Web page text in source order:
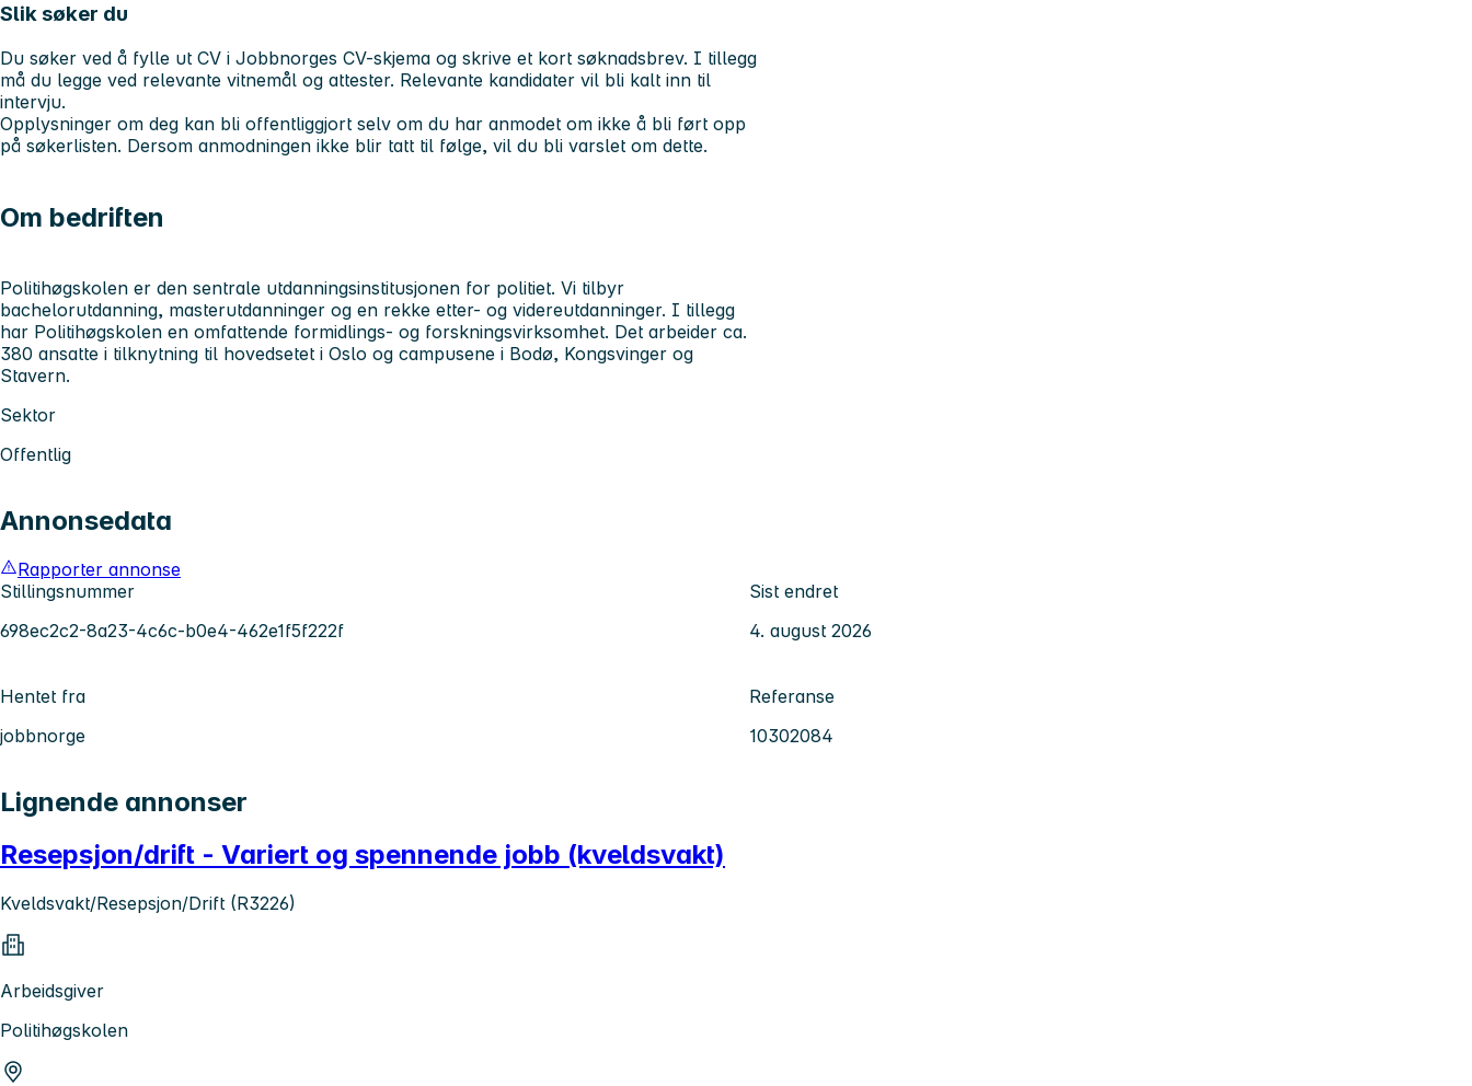
Slik søker du
Du søker ved å fylle ut CV i Jobbnorges CV-skjema og skrive et kort søknadsbrev. I tillegg
må du legge ved relevante vitnemål og attester. Relevante kandidater vil bli kalt inn til
intervju.
Opplysninger om deg kan bli offentliggjort selv om du har anmodet om ikke å bli ført opp
på søkerlisten. Dersom anmodningen ikke blir tatt til følge, vil du bli varslet om dette.
Om bedriften
Politihøgskolen er den sentrale utdanningsinstitusjonen for politiet. Vi tilbyr
bachelorutdanning, masterutdanninger og en rekke etter- og videreutdanninger. I tillegg
har Politihøgskolen en omfattende formidlings- og forskningsvirksomhet. Det arbeider ca.
380 ansatte i tilknytning til hovedsetet i Oslo og campusene i Bodø, Kongsvinger og
Stavern.
Sektor
Offentlig
Annonsedata
Rapporter annonse
Stillingsnummer
698ec2c2-8a23-4c6c-b0e4-462e1f5f222f
Sist endret
4. august 2026
Hentet fra
jobbnorge
Referanse
10302084
Lignende annonser
Resepsjon/drift - Variert og spennende jobb (kveldsvakt)
Kveldsvakt/Resepsjon/Drift (R3226)
Arbeidsgiver
Politihøgskolen